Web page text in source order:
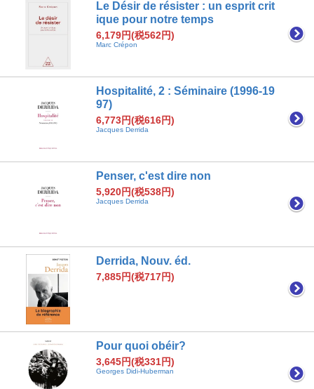
Le Désir de résister : un esprit crit
ique pour notre temps
6,179円(税562円)
Marc Crépon
Hospitalité, 2 : Séminaire (1996-19
97)
6,773円(税616円)
Jacques Derrida
Penser, c'est dire non
5,920円(税538円)
Jacques Derrida
Derrida, Nouv. éd.
7,885円(税717円)
Pour quoi obéir?
3,645円(税331円)
Georges Didi-Huberman